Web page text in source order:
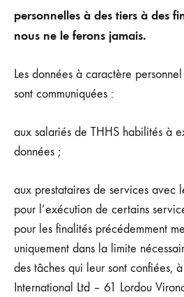
personnelles à des tiers à des
nous ne le ferons jamais.
Les données à caractère
sont communiquées :
aux salariés de THHS habilités à
données ;
aux prestataires de services avec
pour l’exécution de certains
pour les finalités précédemment
uniquement dans la limite
des tâches qui leur sont confiées,
International Ltd – 61 Lordou